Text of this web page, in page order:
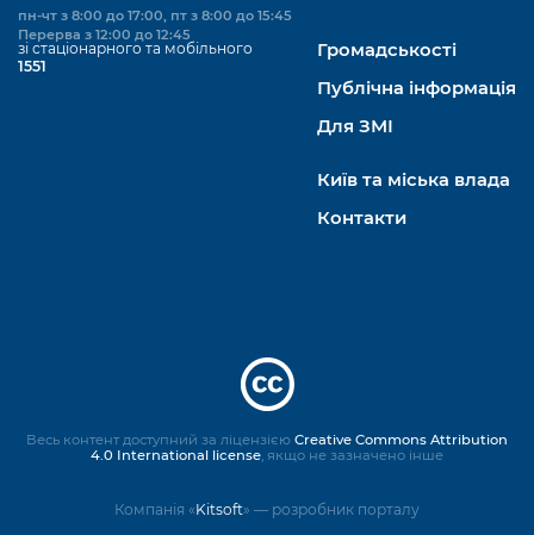
пн-чт з 8:00 до 17:00, пт з 8:00 до 15:45
Перерва з 12:00 до 12:45
зі стаціонарного та мобільного
1551
Громадськості
Публічна інформація
Для ЗМІ
Київ та міська влада
Контакти
Компанія «Kitsoft» — розробник порталу
Весь контент доступний за ліцензією Creative Commons Attribution
4.0 International license, якщо не зазначено інше